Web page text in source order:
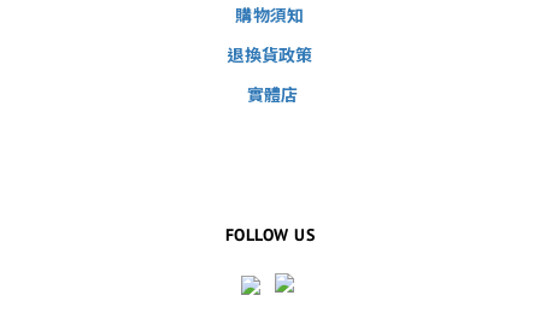
購物須知
退換貨政策
實體店
FOLLOW US